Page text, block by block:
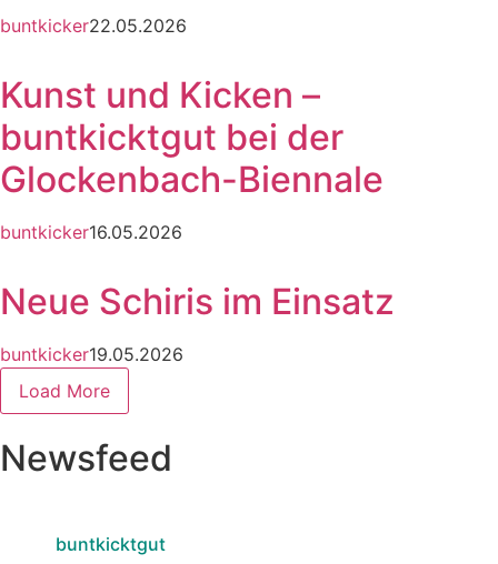
buntkicker22.05.2026
Kunst und Kicken –
buntkicktgut bei der
Glockenbach-Biennale
buntkicker16.05.2026
Neue Schiris im Einsatz
buntkicker19.05.2026
Load More
Newsfeed
buntkicktgut